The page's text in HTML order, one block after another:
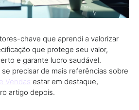
chave que aprendi a valorizar
que protege seu valor,
e garante lucro saudável.
precisar de mais referências sobre
Vendas estar em destaque,
artigo depois.